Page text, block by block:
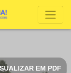
EM PDF